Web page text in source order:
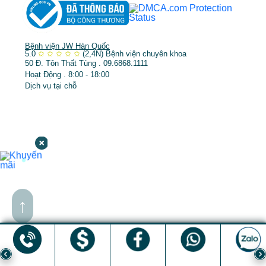
↑
Bệnh viện JW Hàn Quốc
5.0 ✩ ✩ ✩ ✩ ✩ (2,4N) Bệnh viện chuyên khoa
50 Đ. Tôn Thất Tùng . 09.6868.1111
Hoạt Động . 8:00 - 18:00
Dịch vụ tại chỗ